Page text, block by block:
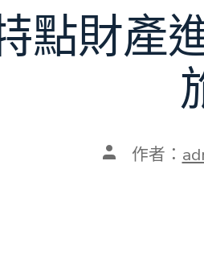
點財產
文 作者：